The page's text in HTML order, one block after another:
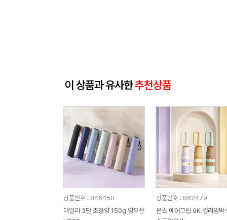
이 상품과 유사한추천상품
상품번호 : 846450
데일리 3단 초경양 150g 양우산
상품번호 : 862479
온스 에어그립 6K 컬러암막